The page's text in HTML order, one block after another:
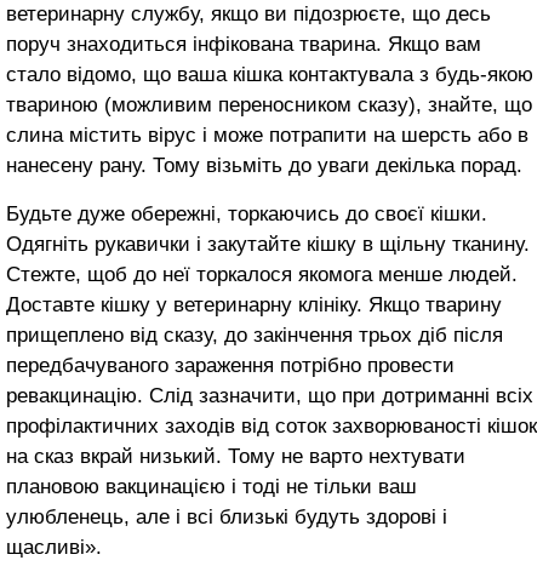
ветеринарну службу, якщо ви підозрюєте, що десь
поруч знаходиться інфікована тварина. Якщо вам
стало відомо, що ваша кішка контактувала з будь-якою
тва­риною (можливим переносником сказу), знайте, що
слина містить вірус і може потрапити на шерсть або в
нанесену рану. Тому візьміть до уваги декілька порад.
Будьте дуже обережні, торкаючись до своєї кішки.
Одягніть рукавички і закутай­те кішку в щільну тканину.
Стежте, щоб до неї торкалося якомога мен­ше людей.
Доставте кішку у ветери­нарну клініку. Якщо тварину
прище­плено від сказу, до закінчення трьох діб після
передбачуваного заражен­ня потрібно провести
ревакцинацію. Слід зазначити, що при дотриманні всіх
профілактичних заходів від соток захворюваності кішок
на сказ вкрай низький. Тому не варто нех­тувати
плановою вакцинацією і тоді не тільки ваш
улюбленець, але і всі близькі будуть здорові і
щасливі».